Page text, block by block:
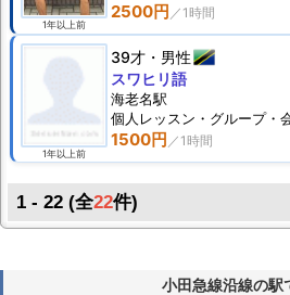
1年以上前
2500円
1年以上前
39才 男性
1500円
スワヒリ語
海老名駅
個人 レッスン ・グループ・
1 - 22 (全22件)
小田急線沿線の駅